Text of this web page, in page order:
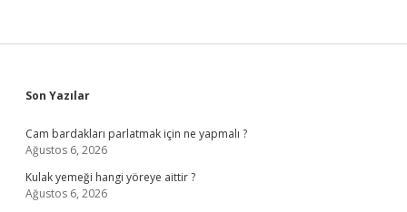
Sidebar
Son Yazılar
Cam bardakları parlatmak için ne yapmalı ?
Ağustos 6, 2026
Kulak yemeği hangi yöreye aittir ?
Ağustos 6, 2026